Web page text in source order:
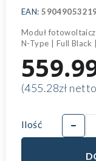
EAN:
Moduł
N-Type | Full Black
(455.28zł
Ilość